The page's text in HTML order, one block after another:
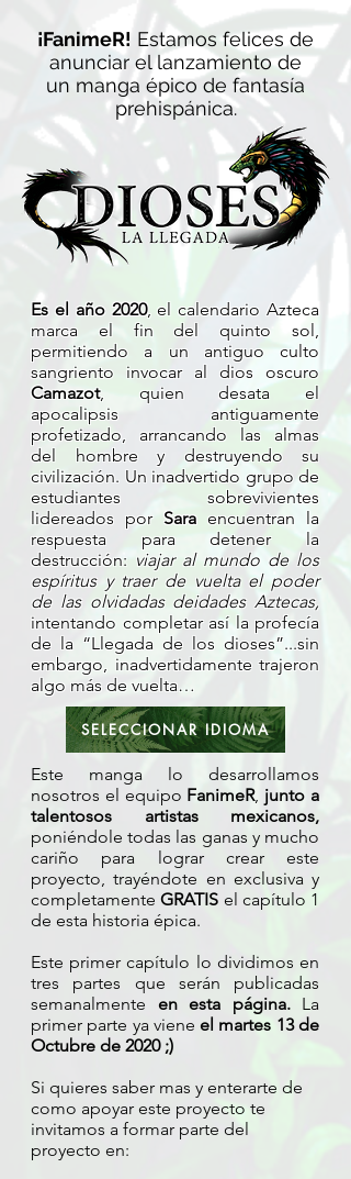
¡FanimeR! Estamos felices de
anunciar el lanzamiento de
un manga épico de fantasía
prehispánica.
Es el año 2020, el calendario Azteca
marca el fin del quinto sol,
permitiendo a un antiguo culto
sangriento invocar al dios oscuro
Camazot, quien desata el
apocalipsis antiguamente
profetizado, arrancando las almas
del hombre y destruyendo su
civilización. Un inadvertido grupo de
estudiantes sobrevivientes
lidereados por Sara encuentran la
respuesta para detener la
destrucción: viajar al mundo de los
espíritus y traer de vuelta el poder
de las olvidadas deidades Aztecas,
intentando completar así la profecía
de la “Llegada de los dioses”...sin
embargo, inadvertidamente trajeron
algo más de vuelta…
SELECCIONAR IDIOMA
Este manga lo desarrollamos
nosotros el equipo FanimeR, junto a
talentosos artistas mexicanos,
poniéndole todas las ganas y mucho
cariño para lograr crear este
proyecto, trayéndote en exclusiva y
completamenteGRATIS el capítulo 1
de esta historia épica.
Este primer capítulo lo dividimos en
tres partes que serán publicadas
semanalmente en esta página.La
primer parte ya vieneel martes 13 de
Octubre de 2020 ;)
Si quieres saber mas y enterarte de
como apoyar este proyecto te
invitamos a formar parte del
proyecto en: